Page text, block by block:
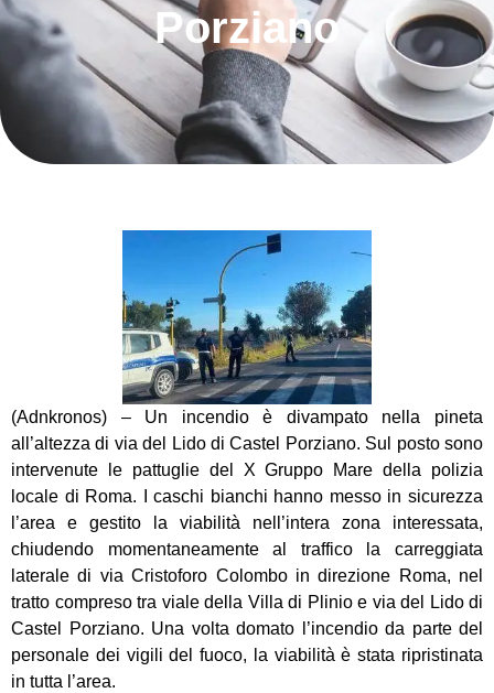
Porziano
(Adnkronos) – Un incendio è divampato nella pineta
all’altezza di via del Lido di Castel Porziano. Sul posto sono
intervenute le pattuglie del X Gruppo Mare della polizia
locale di Roma. I caschi bianchi hanno messo in sicurezza
l’area e gestito la viabilità nell’intera zona interessata,
chiudendo momentaneamente al traffico la carreggiata
laterale di via Cristoforo Colombo in direzione Roma, nel
tratto compreso tra viale della Villa di Plinio e via del Lido di
Castel Porziano. Una volta domato l’incendio da parte del
personale dei vigili del fuoco, la viabilità è stata ripristinata
in tutta l’area.